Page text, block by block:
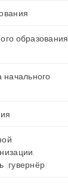
образования
начального
(гувернёр)